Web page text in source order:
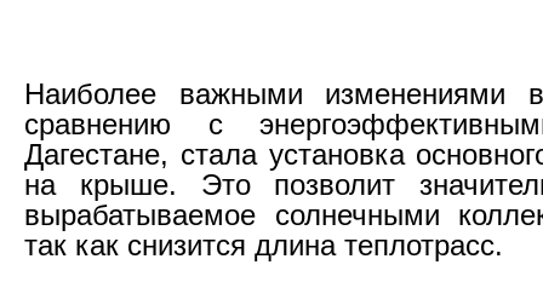
Наиболее важными изменениями
сравнению с
Дагестане, стала установка
на крыше. Это позволит
вырабатываемое солнечными
так как снизится длина теплотрасс.